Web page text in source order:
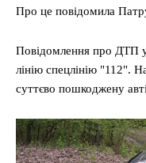
Про це повідомила
Повідомлення про ДТП
лінію спецлінію "112".
суттєво пошкоджену